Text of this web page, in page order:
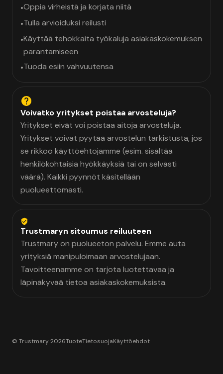
•Oppia virheistä ja korjata niitä
•Tulla arvioiduksi reilusti
•Käyttää tehokkaita työkaluja asiakaskokemuksen
parantamiseen
•Tuoda esiin vahvuutensa
Voivatko yritykset poistaa arvosteluja?
Yritykset eivät voi poistaa aitoja arvosteluja.
Yritykset voivat pyytää arvostelun tarkistusta, jos
se rikkoo käyttöehtojamme (esim. sisältää
henkilökohtaisia hyökkäyksiä tai on selvästi
väärä). Kaikki pyynnöt käsitellään
puolueettomasti.
Trustmaryn sitoumus reiluuteen
Trustmary on puolueeton palvelu. Emme auta
yrityksiä manipuloimaan arvostelujaan.
Tavoitteenamme on tarjota luotettavaa ja
läpinäkyvää tietoa asiakaskokemuksista.
© Trustmary 2026TuoteTietosuojaKäyttöehdot